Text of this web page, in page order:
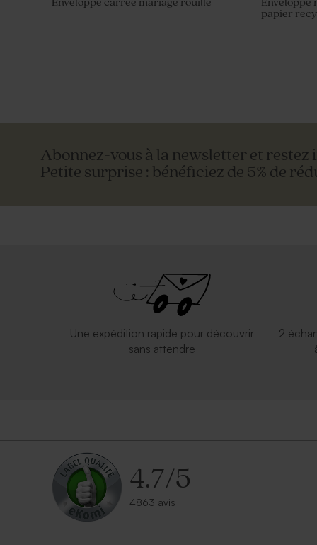
papier
Abonnez-vous à la newsletter et restez
Petite surprise : bénéficiez de 5% de
Une expédition rapide pour découvrir
sans attendre
2
4.7/5
4863 avis